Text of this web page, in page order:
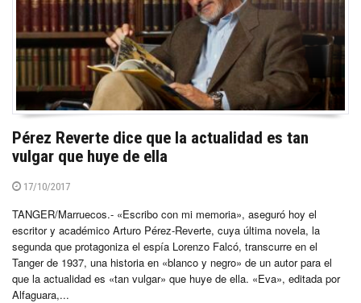
Pérez Reverte dice que la actualidad es tan
vulgar que huye de ella
17/10/2017
TANGER/Marruecos.- «Escribo con mi memoria», aseguró hoy el
escritor y académico Arturo Pérez-Reverte, cuya última novela, la
segunda que protagoniza el espía Lorenzo Falcó, transcurre en el
Tanger de 1937, una historia en «blanco y negro» de un autor para el
que la actualidad es «tan vulgar» que huye de ella. «Eva», editada por
Alfaguara,...